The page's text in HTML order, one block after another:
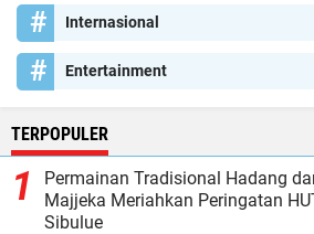
Internasional
Entertainment
TERPOPULER
Permainan Tradisional Hadang
Majjeka Meriahkan Peringatan
Sibulue